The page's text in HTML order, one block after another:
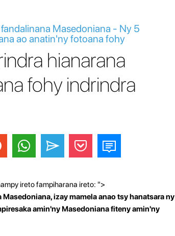
Masedoniana - Ny 5
ao anatin'ny fotoana fohy
hianarana
fohy indrindra
ireto fampiharana ireto: ">
izay mamela anao tsy hanatsara ny
amin'ny Masedoniana fiteny amin'ny